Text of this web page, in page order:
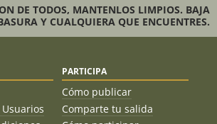
DE TODOS, MANTENLOS LIMPIOS. BAJA
Y CUALQUIERA QUE ENCUENTRES.
PARTICIPA
Cómo publicar
Comparte tu salida